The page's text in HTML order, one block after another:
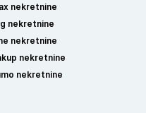
nekretnine
nekretnine
nekretnine
nekretnine
nekretnine